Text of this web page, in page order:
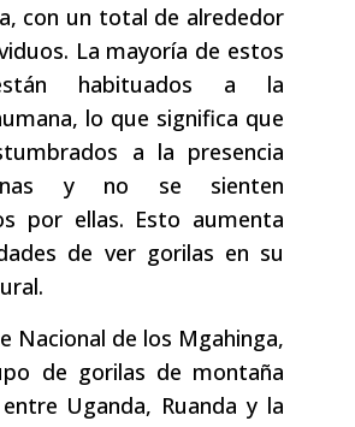
con un total de alrededor
La mayoría de estos
habituados a la
lo que significa que
a la presencia
y no se sienten
por ellas. Esto aumenta
de ver gorilas en su
Nacional de los Mgahinga,
de gorilas de montaña
Uganda, Ruanda y la